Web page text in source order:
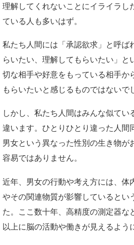
理解してくれないことにイライラし
ている人も多いはず。
私たち人間には「承認欲求」と呼ば
らいたい、理解してもらいたい」と
切な相手や好意をもっている相手か
もらいたいと感じるものではないで
しかし、私たち人間はみんな似てい
違います。ひとりひとり違った人間
男女という異なった性別の生き物が
容易ではありません。
近年、男女の行動や考え方には、体
やその関連物質が影響しているとい
た。ここ数十年、高精度の測定器な
以上に脳の活動や働きが見えるよう